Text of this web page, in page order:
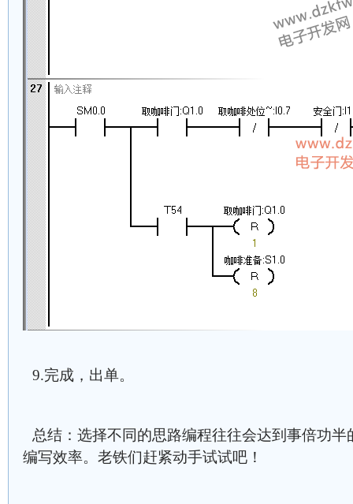
9.完成，出单。
总结：选择不同的思路编程往往会达到事倍功
编写效率。老铁们赶紧动手试试吧！